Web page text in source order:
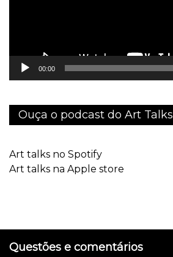
00:00
Ouça o podcast do Art Talks
Art talks no Spotify
Art talks na Apple store
Questões e comentários